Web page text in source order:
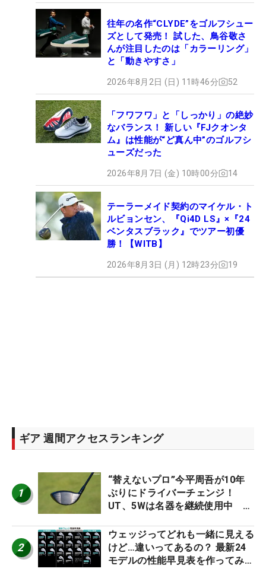
往年の名作“CLYDE”をゴルフシュー
ズとして発売！ 試した、鳥谷敬さ
んが注目したのは「カラーリング」
と「動きやすさ」
2026年8月2日 (日) 11時46分 52
「フワフワ」と「しっかり」の絶妙
なバランス！ 新しい『FJクオンタ
ム』は性能が“ど真ん中”のゴルフシ
ューズだった
2026年8月7日 (金) 10時00分 14
テーラーメイド契約のマイケル・ト
ルビョンセン、『Qi4D LS』×『24
ベンタスブラック』でツアー初優
勝！【WITB】
2026年8月3日 (月) 12時23分 19
ギア 週間アクセスランキング
1
“替えないプロ”今平周吾が10年
ぶりにドライバーチェンジ！
UT、5Wは名器を継続使用中 #
2
ウェッジってどれも一緒に見える
けど…違いってあるの？ 最新24
モデルの性能早見表を作ってみ